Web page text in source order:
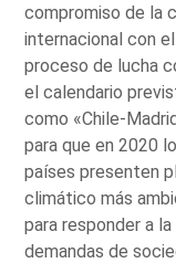
compromiso de la
internacional con
proceso de lucha
el calendario
como «Chile-
para que en 2020
países presenten
climático más
para responder a
demandas de